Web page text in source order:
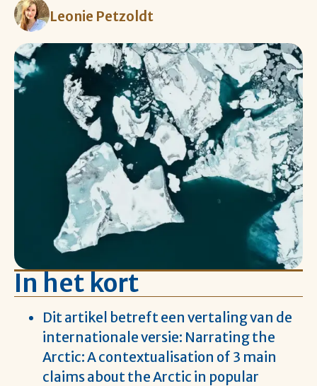
Leonie Petzoldt
In het kort
Dit artikel betreft een vertaling van de
internationale versie: Narrating the
Arctic: A contextualisation of 3 main
claims about the Arctic in popular